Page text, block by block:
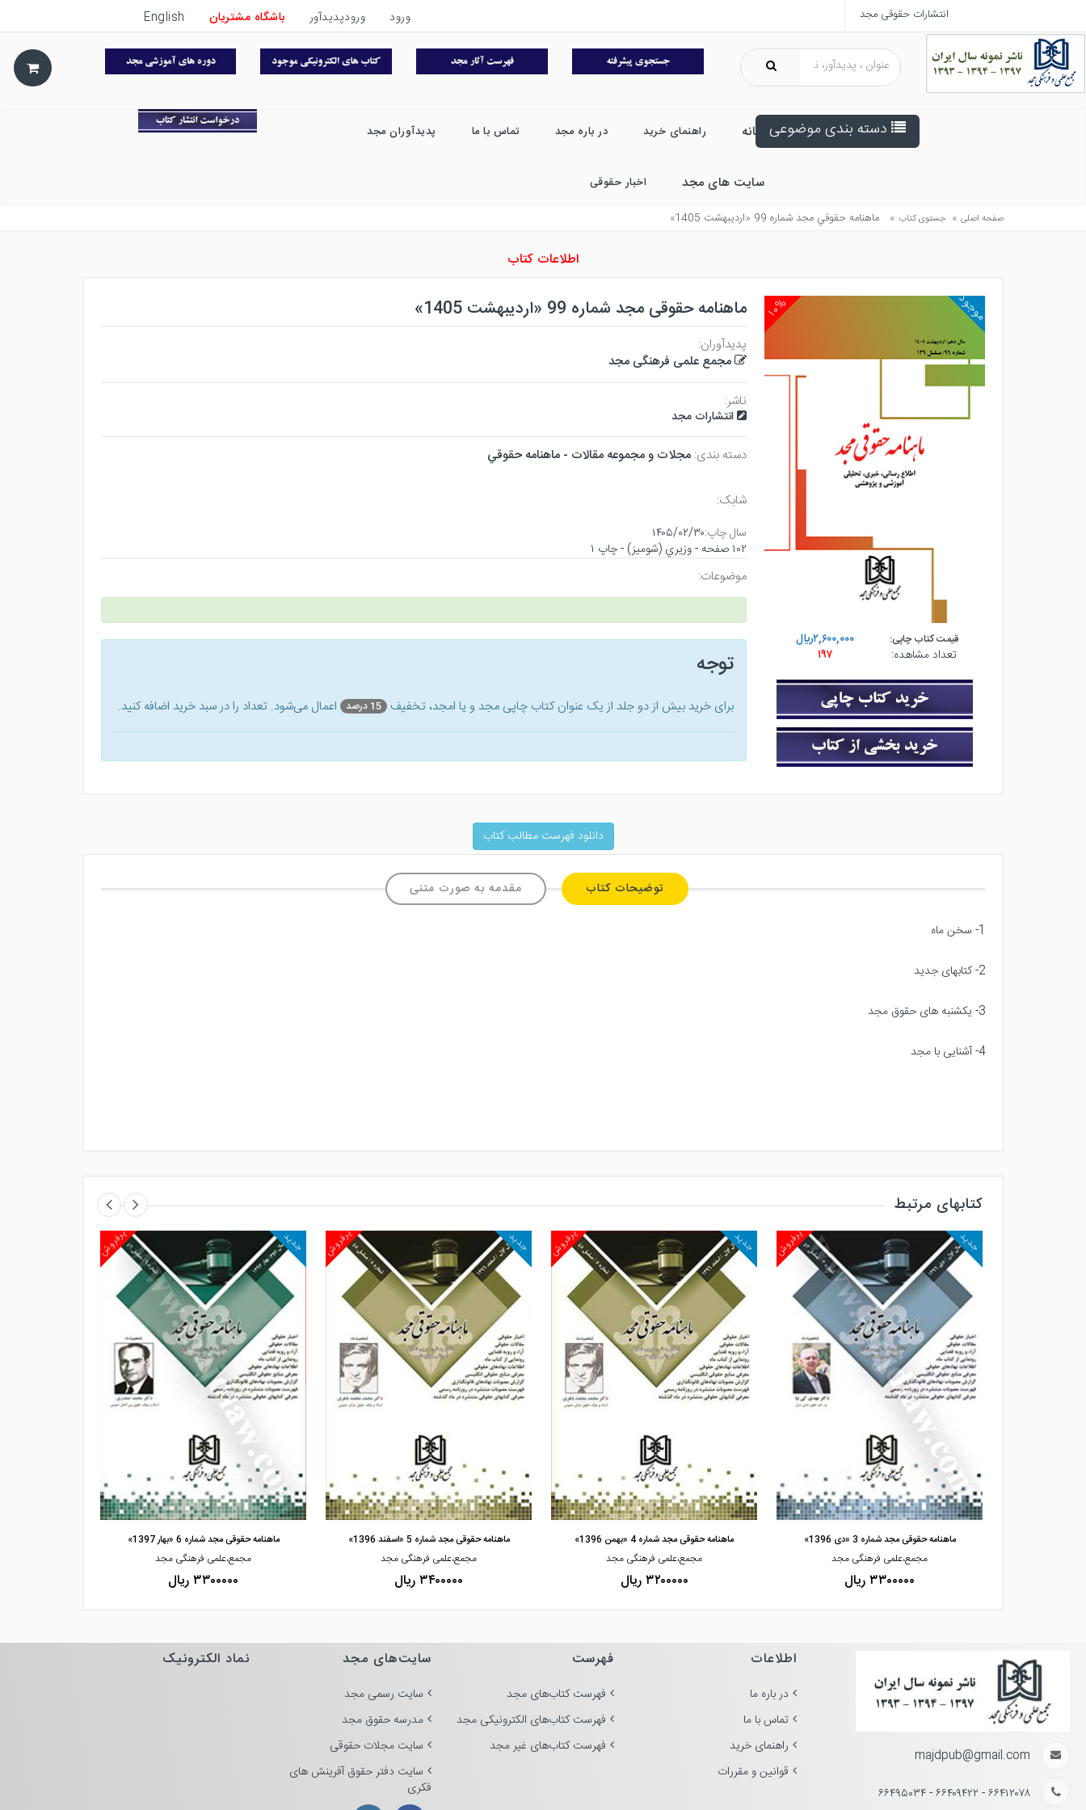
انتشارات حقوقی مجد ورود ورودپدیدآور باشگاه مشتریان English
دسته بندی موضوعی خانه راهنمای خرید در باره مجد تماس با ما پدیدآوران مجد
سایت های مجد اخبار حقوقی
صفحه اصلی » جستوی کتاب » ماهنامه حقوقي مجد شماره 99 «ارديبهشت 1405»
اطلاعات کتاب
۱۰% موجود
قیمت کتاب چاپی:
۲,۶۰۰,۰۰۰ريال
تعداد مشاهده:
۱۹۷
ماهنامه حقوقی مجد شماره 99 «اردیبهشت 1405»
پدیدآوران:
مجمع علمی فرهنگی مجد
ناشر:
انتشارات مجد
دسته بندی:مجلات و مجموعه مقالات - ماهنامه حقوقي
شابک:
سال چاپ:۱۴۰۵/۰۲/۳۰
۱۰۲ صفحه - وزيري (شوميز) - چاپ ۱
موضوعات:
توجه
برای خرید بیش از دو جلد از یک عنوان کتاب‌ چاپی مجد و یا امجد، تخفیف 15 درصد اعمال می‌شود. تعداد را در سبد خرید اضافه کنید.
دانلود فهرست مطالب کتاب
توضیحات کتاب مقدمه به صورت متنی
1- سخن ماه
2- کتابهای جدید
3- یکشنبه های حقوق مجد
4- آشنایی با مجد
کتابهای مرتبط
مشاهده و خرید
پرفروش جدید
مشاهده و خرید
ماهنامه حقوقی مجد شماره 3 «دی 1396»
مجمع،علمی فرهنگی مجد
۳۳۰۰۰۰۰ ریال
پرفروش جدید
مشاهده و خرید
ماهنامه حقوقی مجد شماره 4 «بهمن 1396»
مجمع،علمی فرهنگی مجد
۳۲۰۰۰۰۰ ریال
پرفروش جدید
مشاهده و خرید
ماهنامه حقوقی مجد شماره 5 «اسفند 1396»
مجمع،علمی فرهنگی مجد
۳۴۰۰۰۰۰ ریال
پرفروش جدید
ماهنامه حقوقی مجد شماره 6 «بهار 1397»
مجمع،علمی فرهنگی مجد
۳۳۰۰۰۰۰ ریال
majdpub@gmail.com
۶۶۴۱۲۰۷۸ - ۶۶۴۰۹۴۲۲ - ۶۶۴۹۵۰۳۴
اطلاعات
در باره ما
تماس با ما
راهنمای خرید
قوانین و مقررات
فهرست
فهرست کتاب‌های مجد
فهرست کتاب‌های الکترونیکی مجد
فهرست کتاب‌های غیر مجد
سایت‌های مجد
سایت رسمی مجد
مدرسه حقوق مجد
سایت مجلات حقوقی
سایت دفتر حقوق آفرینش های
فکری
نماد الکترونیک